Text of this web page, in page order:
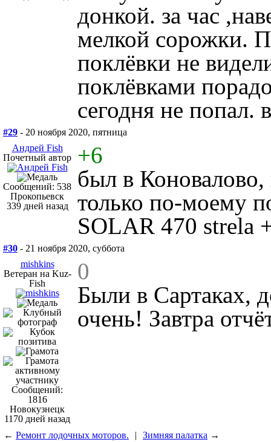
донкой. за час
мелкой сорожки.
поклёвки не
поклёвками
сегодня не попал.
#29 - 20 ноября 2020, пятница
Андрей Fish
Почетный автор
Сообщений: 538
Прокопьевск
339 дней назад
+6
был в
только по-моему
SOLAR 470 strela
#30 - 21 ноября 2020, суббота
mishkins
Ветеран на Kuz-
Fish
Сообщений:
1816
Новокузнецк
1170 дней назад
0
Были в Сартаках,
очень! Завтра
← Ремонт лодочных моторов. | Зимняя палатка →